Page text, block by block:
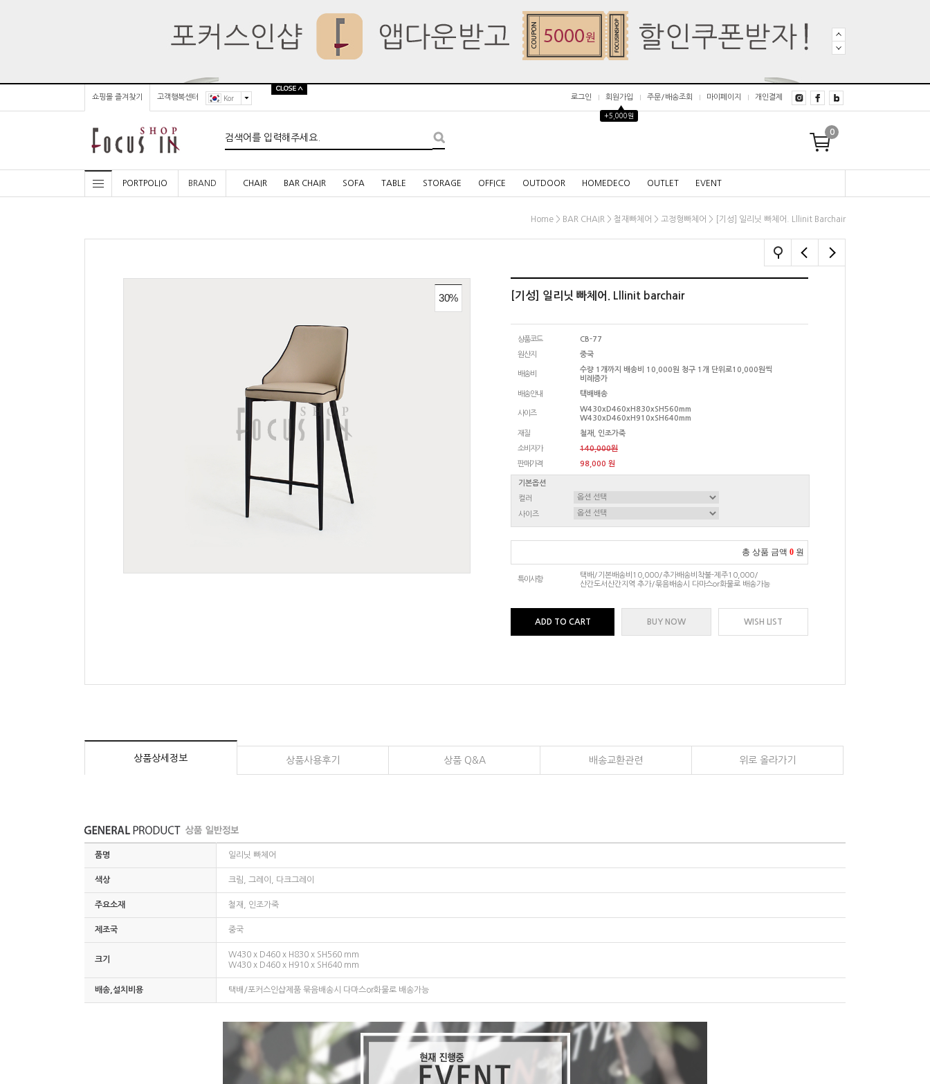
쇼핑몰 즐겨찾기 고객행복센터 Kor 로그인 회원가입
▲
+5,000원
주문/배송조회 마이페이지 개인결제
0
PORTPOLIO BRAND CHAIR BAR CHAIR SOFA TABLE STORAGE OFFICE OUTDOOR HOMEDECO OUTLET EVENT
Home > BAR CHAIR > 철재빠체어 > 고정형빠체어 > [기성] 일리닛 빠체어. Lllinit Barchair
30% [기성] 일리닛 빠체어. Lllinit barchair
상품코드
CB-77
원산지
중국
배송비
수량 1개까지 배송비 10,000원 청구 1개 단위로10,000원씩
비례증가
배송안내
택배배송
사이즈
W430xD460xH830xSH560mm
W430xD460xH910xSH640mm
재질
철재, 인조가죽
소비자가
140,000원
판매가격
98,000 원
기본옵션
컬러
사이즈
총 상품 금액 0 원
특이사항
택배/기본배송비10,000/추가배송비착불-제주10,000/
산간도서산간지역 추가/묶음배송시 다마스or화물로 배송가능
ADD TO CART BUY NOW WISH LIST
상품상세정보 상품사용후기 상품 Q&A 배송교환관련 위로 올라가기
품명 일리닛 빠체어
색상 크림, 그레이, 다크그레이
주요소재 철재, 인조가죽
제조국 중국
크기
W430 x D460 x H830 x SH560 mm
W430 x D460 x H910 x SH640 mm
배송,설치비용 택배/포커스인샵제품 묶음배송시 다마스or화물로 배송가능